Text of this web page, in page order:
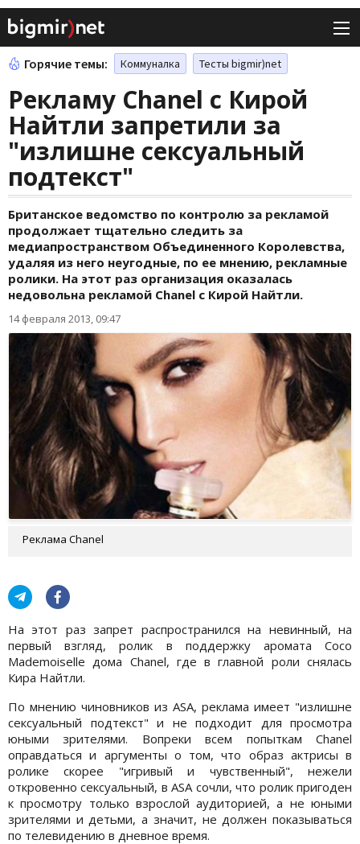
Горячие темы: Коммуналка Тесты bigmir)net
Рекламу Chanel с Кирой
Найтли запретили за
"излишне сексуальный
подтекст"
Британское ведомство по контролю за рекламой
продолжает тщательно следить за
медиапространством Объединенного Королевства,
удаляя из него неугодные, по ее мнению, рекламные
ролики. На этот раз организация оказалась
недовольна рекламой Chanel с Кирой Найтли.
14 февраля 2013, 09:47
Реклама Chanel
На этот раз запрет распространился на невинный, на
первый взгляд, ролик в поддержку аромата Coco
Mademoiselle дома Chanel, где в главной роли снялась
Кира Найтли.
По мнению чиновников из ASA, реклама имеет "излишне
сексуальный подтекст" и не подходит для просмотра
юными зрителями. Вопреки всем попыткам Chanel
оправдаться и аргументы о том, что образ актрисы в
ролике скорее "игривый и чувственный", нежели
откровенно сексуальный, в ASA сочли, что ролик пригоден
к просмотру только взрослой аудиторией, а не юными
зрителями и детьми, а значит, не должен показываться
по телевидению в дневное время.